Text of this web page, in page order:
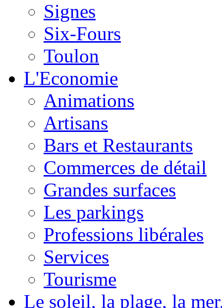
Signes
Six-Fours
Toulon
L'Economie
Animations
Artisans
Bars et Restaurants
Commerces de détail
Grandes surfaces
Les parkings
Professions libérales
Services
Tourisme
Le soleil, la plage, la